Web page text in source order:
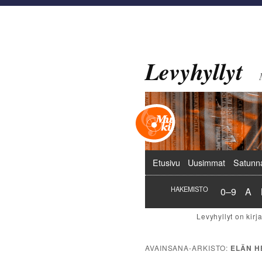
Levyhyllyt
Päävalikko
Etusivu Uusimmat
HAKEMISTO 0–9 A
AVAINSANA-ARKISTO: ELÄN